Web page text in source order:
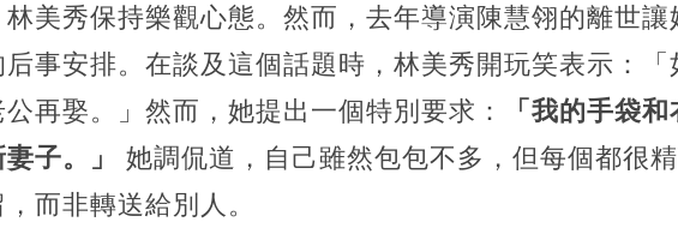
美秀保持樂觀心態。然而，去年導演陳慧翎的離世讓
事安排。在談及這個話題時，林美秀開玩笑表示：「
再娶。」然而，她提出一個特別要求：
「我的手袋和
子。」
她調侃道，自己雖然包包不多，但每個都很
而非轉送給別人。